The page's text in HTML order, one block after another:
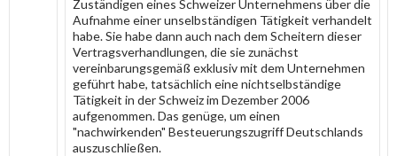
Zuständigen eines Schweizer Unternehmens über die
Aufnahme einer unselbständigen Tätigkeit verhandelt
habe. Sie habe dann auch nach dem Scheitern dieser
Vertragsverhandlungen, die sie zunächst
vereinbarungsgemäß exklusiv mit dem Unternehmen
geführt habe, tatsächlich eine nichtselbständige
Tätigkeit in der Schweiz im Dezember 2006
aufgenommen. Das genüge, um einen
"nachwirkenden" Besteuerungszugriff Deutschlands
auszuschließen.